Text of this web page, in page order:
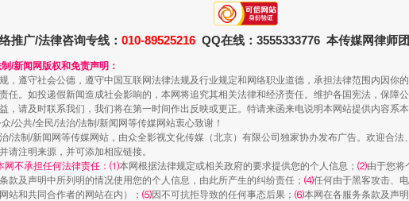
好声名
走近一线检察官
推广/法律咨询专线： 010-89525216 QQ在线：3555333776 本传媒网律师
/新闻网版权和免责声明：
，遵守社会公德，遵守中国互联网法律法规及行业规定和网络职业道德，承担法律范围内因你
任。如投递假新闻造成社会影响的，本网将追究其相关法律和经济责任。维护各国宪法，保障
，请及时联系我们，我们将在第一时间作出反映或更正。特请来函来电说明本网站提供内容系
/公共/全民/法治/法制/新闻网等传媒网站衷心致谢！
/法制/新闻网等传媒网站，由众全影视文化传媒（北京）有限公司独家协办发布广告。欢迎合
请注明来源，并可添加相应链接。
网不承担任何法律责任：⑴本网根据法律规定或相关政府的要求提供您的个人信息； ⑵由于您将
款及声明中所列明的情况使用您的个人信息，由此所产生的纠纷责任； ⑷任何由于黑客攻击、
站和共同合作者的网站在内）； ⑸因不可抗拒导致的任何事态后果； ⑹本网在各服务条款及声